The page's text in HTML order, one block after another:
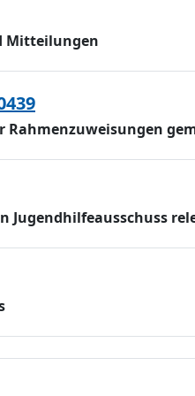
Mitteilungen
Rahmenzuweisungen
Jugendhilfeausschuss